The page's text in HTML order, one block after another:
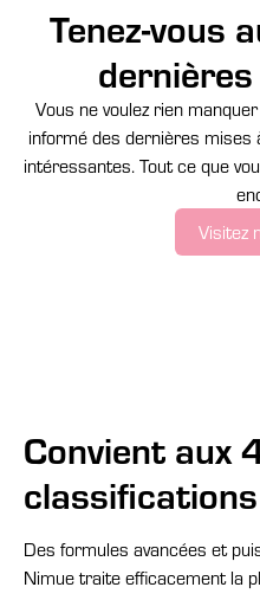
Tenez-vous
Vous ne voulez rien
informé des dernières
intéressantes. Tout ce que
Visitez
Convient aux
Des formules avancées et
Nimue traite efficacement la